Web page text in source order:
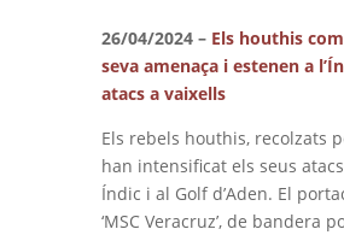
26/04/2024 – Els houthis
seva amenaça i estenen a
atacs a vaixells
Els rebels houthis, recolzats
han intensificat els seus atacs
Índic i al Golf d’Aden. El
‘MSC Veracruz’, de bandera